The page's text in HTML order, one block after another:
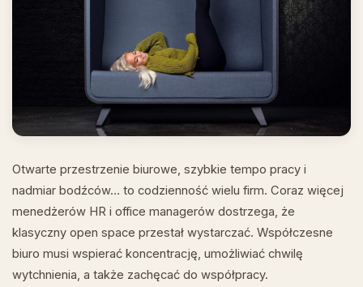
Otwarte przestrzenie biurowe, szybkie tempo pracy i
nadmiar bodźców… to codzienność wielu firm. Coraz więcej
menedżerów HR i office managerów dostrzega, że
klasyczny open space przestał wystarczać. Współczesne
biuro musi wspierać koncentrację, umożliwiać chwilę
wytchnienia, a także zachęcać do współpracy.